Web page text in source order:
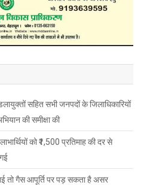
सहित सभी जनपदों के जिलाधिकारियों
की समीक्षा की
को ₹1,500 प्रतिमाह की दर से
तो गैस आपूर्ति पर पड़ सकता है असर